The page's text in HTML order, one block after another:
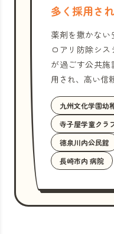
多く採用さ
薬剤を撒かな
ロアリ防除シ
が過ごす公共
用され、高い信
九州文化学園幼
寺子屋学童クラ
徳泉川内公民館
長崎市内 病院